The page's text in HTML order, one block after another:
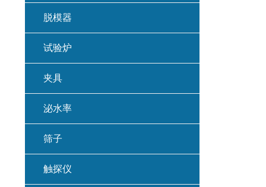
脱模器
试验炉
夹具
泌水率
筛子
触探仪